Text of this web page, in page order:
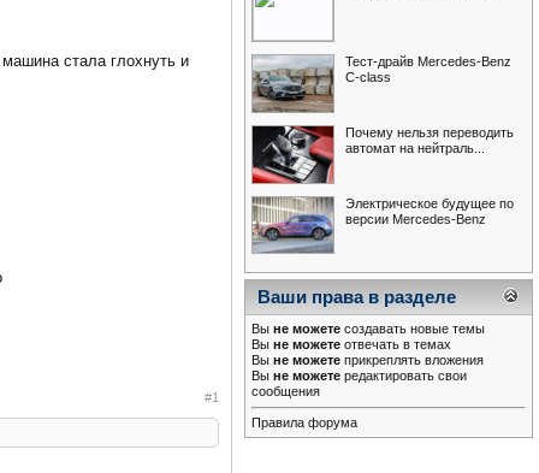
стала глохнуть и
#1
Тест-драйв Mercedes-Benz
С-class
Почему нельзя переводить
автомат на нейтраль...
Электрическое будущее по
версии Mercedes-Benz
Ваши права в разделе
Вы не можете создавать новые темы
Вы не можете отвечать в темах
Вы не можете прикреплять вложения
Вы не можете редактировать свои
сообщения
Правила форума